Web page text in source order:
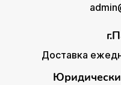
Доставка